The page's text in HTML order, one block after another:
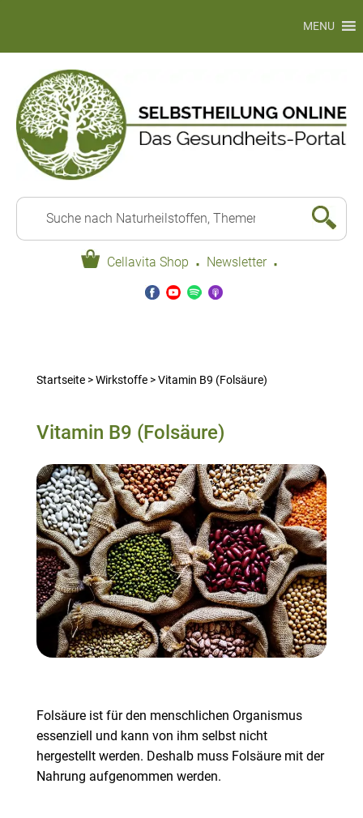
Cellavita Shop · Newsletter ·
MENU
Startseite>Wirkstoffe>Vitamin B9 (Folsäure)
Vitamin B9 (Folsäure)
Folsäure ist für den menschlichen Organismus
essenziell und kann von ihm selbst nicht
hergestellt werden. Deshalb muss Folsäure mit der
Nahrung aufgenommen werden.